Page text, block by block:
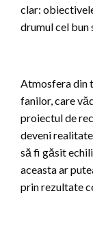
clar:
drumul cel bun
Atmosfera din
fanilor, care
proiectul de
deveni
să fi găsit
aceasta ar
prin rezultate